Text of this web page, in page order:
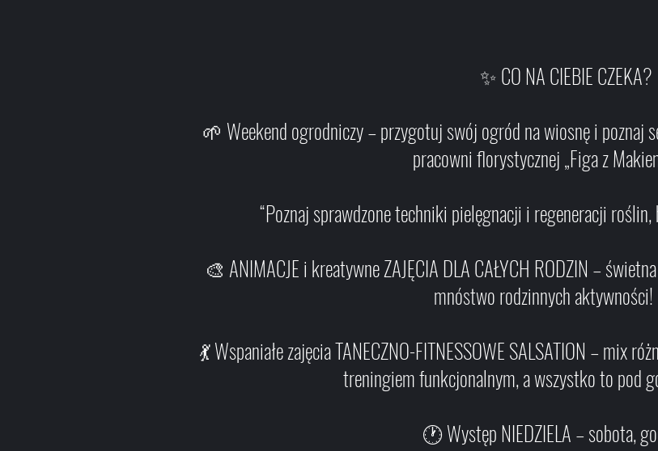
✨ CO NA CIEBIE CZEKA?
🌱 Weekend ogrodniczy – przygotuj swój ogród na wiosnę i poznaj
pracowni florystycznej „Figa z
“Poznaj sprawdzone techniki pielęgnacji i regeneracji roślin,
🎨 ANIMACJE i kreatywne ZAJĘCIA DLA CAŁYCH RODZIN –
mnóstwo rodzinnych aktywności!
💃 Wspaniałe zajęcia TANECZNO-FITNESSOWE SALSATION – mix
treningiem funkcjonalnym, a wszystko to pod
🕐 Występ NIEDZIELA – sobota,